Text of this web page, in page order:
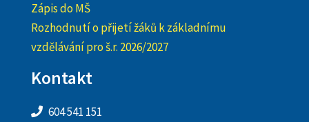
Zápis do MŠ
Rozhodnutí o přijetí žáků k základnímu
vzdělávání pro š.r. 2026/2027
Kontakt
604 541 151